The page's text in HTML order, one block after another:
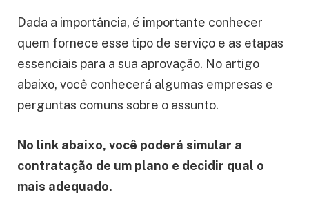
Dada a importância, é importante conhecer
quem fornece esse tipo de serviço e as etapas
essenciais para a sua aprovação. No artigo
abaixo, você conhecerá algumas empresas e
perguntas comuns sobre o assunto.
No link abaixo, você poderá simular a
contratação de um plano e decidir qual o
mais adequado.